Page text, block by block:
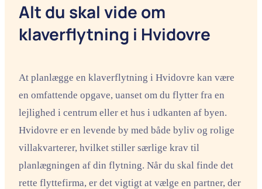
Alt du skal vide om
klaverflytning i Hvidovre
At planlægge en klaverflytning i Hvidovre kan være
en omfattende opgave, uanset om du flytter fra en
lejlighed i centrum eller et hus i udkanten af byen.
Hvidovre er en levende by med både byliv og rolige
villakvarterer, hvilket stiller særlige krav til
planlægningen af din flytning. Når du skal finde det
rette flyttefirma, er det vigtigt at vælge en partner, der